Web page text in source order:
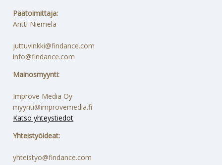
Päätoimittaja:
Antti Niemelä
juttuvinkki@findance.com
info@findance.com
Mainosmyynti:
Improve Media Oy
myynti@improvemedia.fi
Katso yhteystiedot
Yhteistyöideat:
yhteistyo@findance.com